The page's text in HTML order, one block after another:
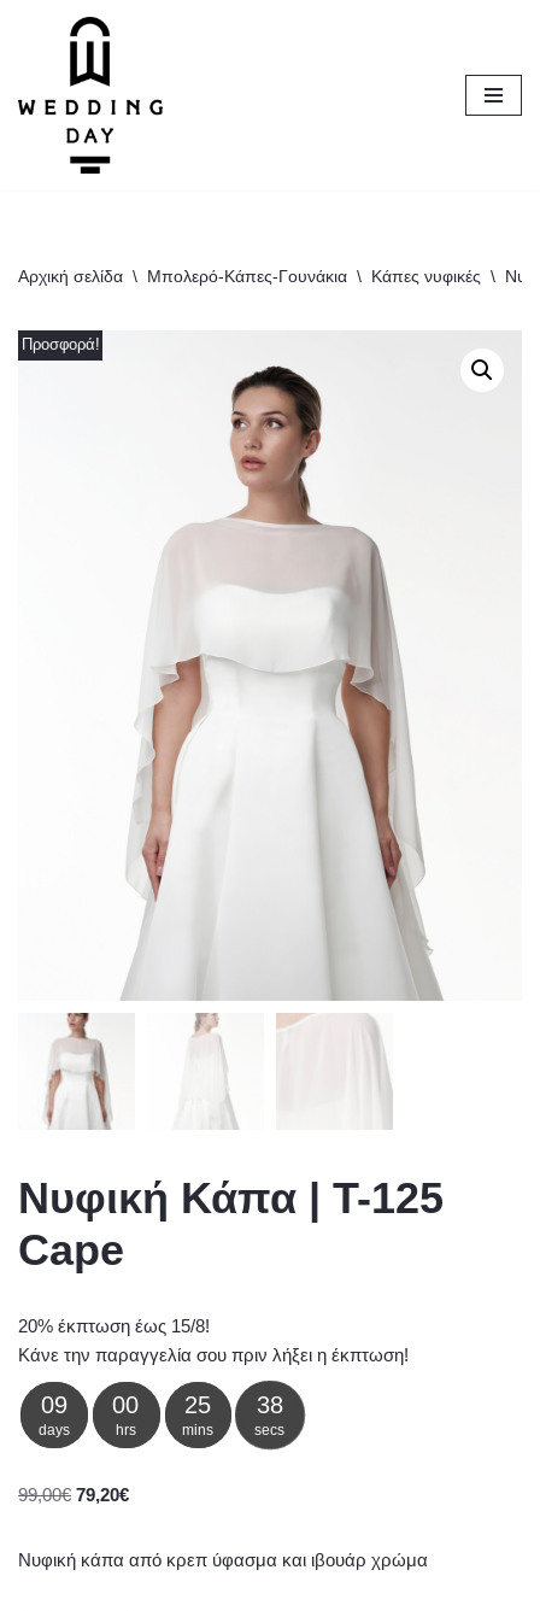
περιεχόμενο
Αρχική σελίδα \ Μπολερό-Κάπες-Γουνάκια \ Κάπες νυφικές \
Προσφορά!
Νυφική Κάπα | T-125
Cape
20% έκπτωση έως 15/8!
Κάνε την παραγγελία σου πριν λήξει η έκπτωση!
09
days
00
hrs
25
mins
38
secs
99,00€ 79,20€
Νυφική κάπα από κρεπ ύφασμα και ιβουάρ χρώμα